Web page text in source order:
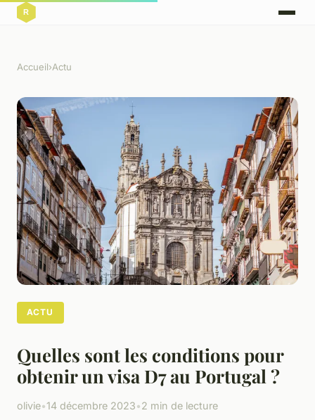
Accueil›Actu
ACTU
Quelles sont les conditions pour
obtenir un visa D7 au Portugal ?
olivie•14 décembre 2023•2 min de lecture